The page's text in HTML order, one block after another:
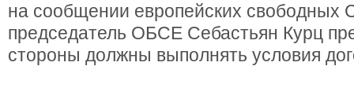
на сообщении европейских
председатель ОБСЕ Себастьян Курц
стороны должны выполнять условия